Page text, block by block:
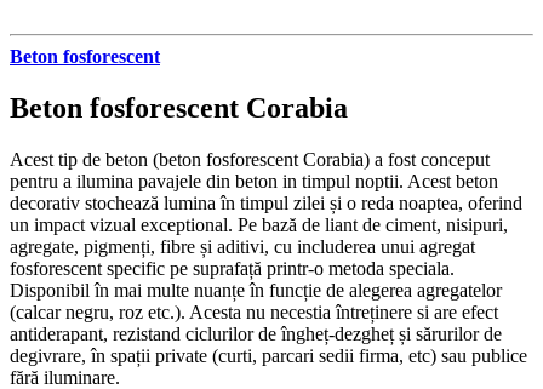
Beton fosforescent
Beton fosforescent Corabia
Acest tip de beton (beton fosforescent Corabia) a fost conceput
pentru a ilumina pavajele din beton in timpul noptii. Acest beton
decorativ stochează lumina în timpul zilei și o reda noaptea, oferind
un impact vizual exceptional. Pe bază de liant de ciment, nisipuri,
agregate, pigmenți, fibre și aditivi, cu includerea unui agregat
fosforescent specific pe suprafață printr-o metoda speciala.
Disponibil în mai multe nuanțe în funcție de alegerea agregatelor
(calcar negru, roz etc.). Acesta nu necestia întreținere si are efect
antiderapant, rezistand ciclurilor de îngheț-dezgheț și sărurilor de
degivrare, în spații private (curti, parcari sedii firma, etc) sau publice
fără iluminare.